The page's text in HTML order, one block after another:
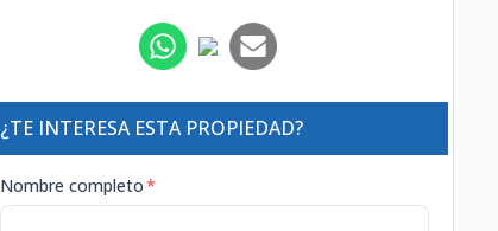
¿TE INTERESA ESTA PROPIEDAD?
Nombre completo*